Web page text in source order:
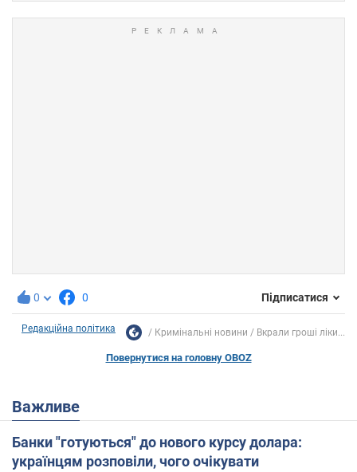
0 0 Підписатися
Редакційна політика Кримінальні новини Вкрали гроші ліки...
Повернутися на головну OBOZ
Важливе
Банки "готуються" до нового курсу долара:
українцям розповіли, чого очікувати